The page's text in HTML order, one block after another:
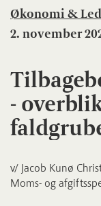
Økonomi &
2. november
-
v/ Jacob Kunø
Moms- og